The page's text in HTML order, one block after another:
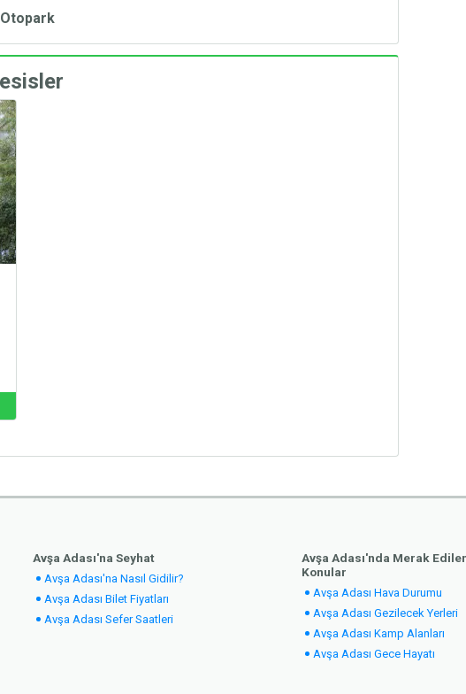
Otopark
Avşa Adası'na Seyhat
Avşa Adası'na Nasıl Gidilir?
Avşa Adası Bilet Fiyatları
Avşa Adası Sefer Saatleri
Avşa Adası'nda Merak
Konular
Avşa Adası Hava Durumu
Avşa Adası Gezilecek Yerleri
Avşa Adası Kamp Alanları
Avşa Adası Gece Hayatı